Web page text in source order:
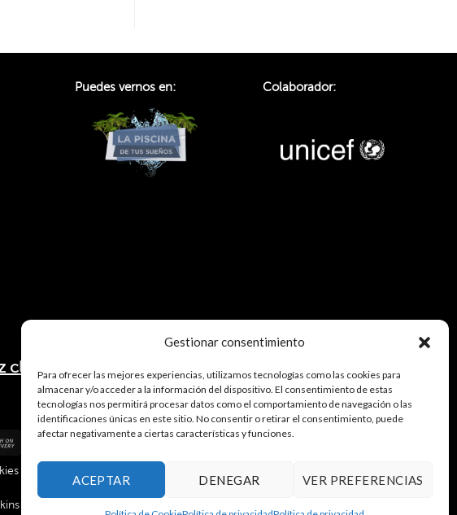
Gestionar consentimiento
Para ofrecer las mejores experiencias, utilizamos tecnologías como las cookies para
almacenar y/o acceder a la información del dispositivo. El consentimiento de estas
tecnologías nos permitirá procesar datos como el comportamiento de navegación o las
identificaciones únicas en este sitio. No consentir o retirar el consentimiento, puede
afectar negativamente a ciertas características y funciones.
ACEPTAR DENEGAR VER PREFERENCIAS
Puedes vernos en: Colaborador:
click aquí.